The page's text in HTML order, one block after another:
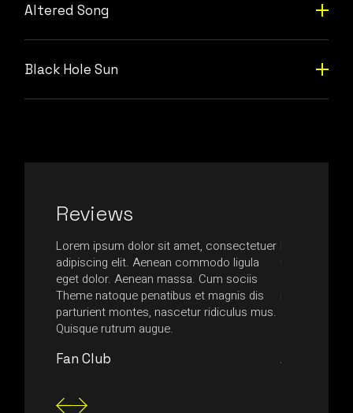
Altered Song
Black Hole Sun
Reviews
Lorem ipsum dolor sit amet, consectetuer
adipiscing elit. Aenean commodo ligula
eget dolor. Aenean massa. Cum sociis
Theme natoque penatibus et magnis dis
parturient montes, nascetur ridiculus mus.
Quisque rutrum augue.
Fan Club